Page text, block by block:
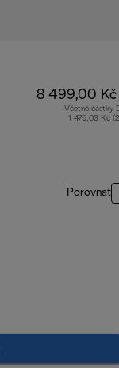
8 499,00 Kč
Včetně částky
1 475,03 Kč
Porovnat